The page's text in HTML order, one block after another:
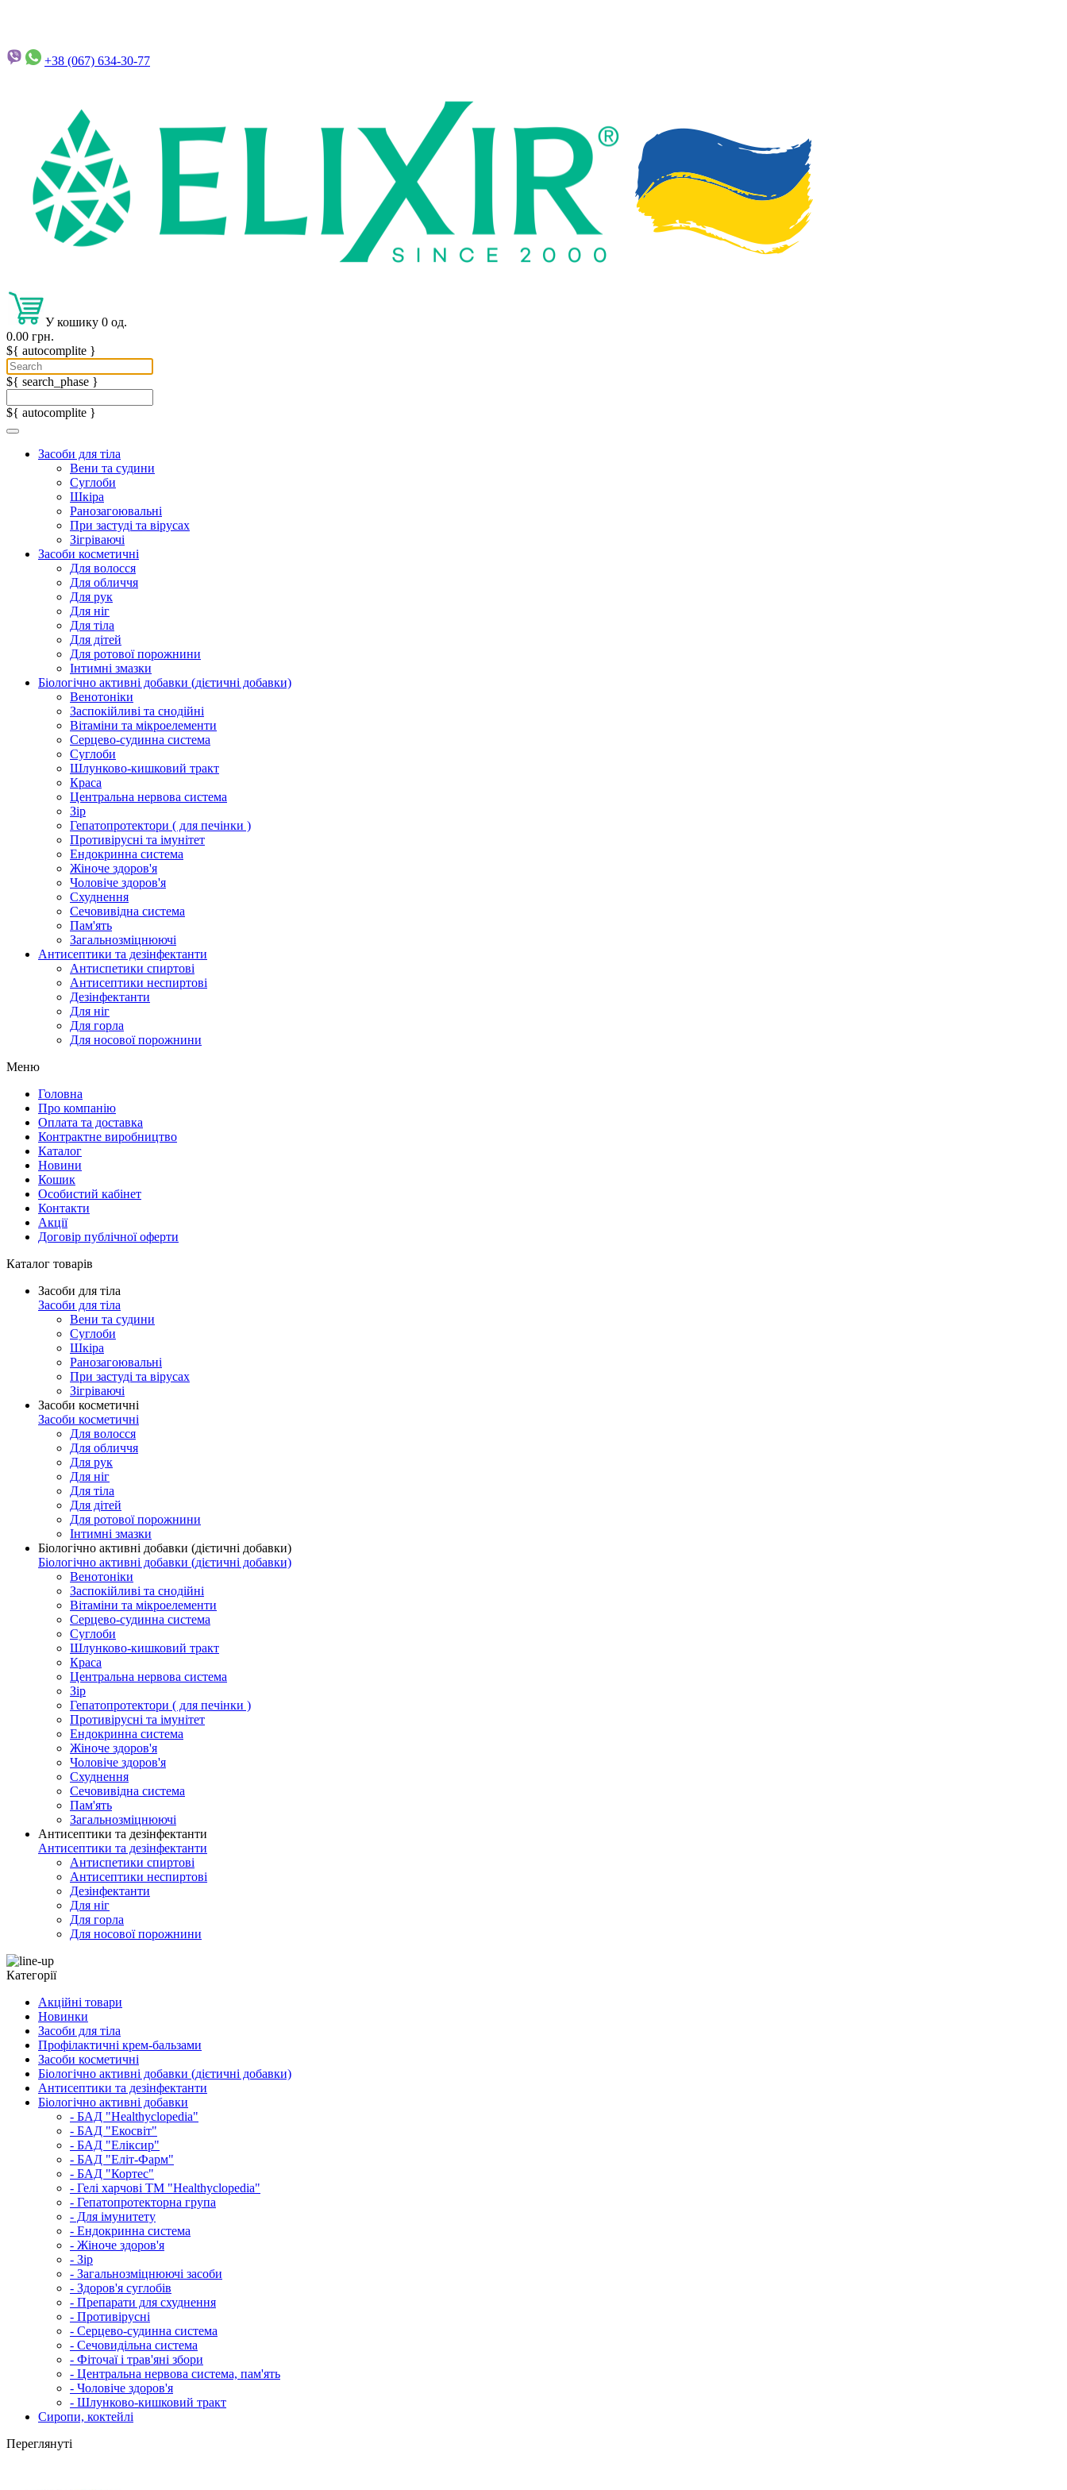
+38 (067) 634-30-77
У кошику 0 од.
0.00 грн.
${ autocomplite }
${ search_phase }
${ autocomplite }
Засоби для тіла
Вени та судини
Суглоби
Шкіра
Ранозагоювальні
При застуді та вірусах
Зігріваючі
Засоби косметичні
Для волосся
Для обличчя
Для рук
Для ніг
Для тіла
Для дітей
Для ротової порожнини
Інтимні змазки
Біологічно активні добавки (дієтичні добавки)
Венотоніки
Заспокійливі та снодійні
Вітаміни та мікроелементи
Серцево-судинна система
Суглоби
Шлунково-кишковий тракт
Краса
Центральна нервова система
Зір
Гепатопротектори ( для печінки )
Противірусні та імунітет
Ендокринна система
Жіноче здоров'я
Чоловіче здоров'я
Схуднення
Сечовивідна система
Пам'ять
Загальнозміцнюючі
Антисептики та дезінфектанти
Антиспетики спиртові
Антисептики неспиртові
Дезінфектанти
Для ніг
Для горла
Для носової порожнини
Меню
Головна
Про компанію
Оплата та доставка
Контрактне виробництво
Каталог
Новини
Кошик
Особистий кабінет
Контакти
Акції
Договір публічної оферти
Каталог товарів
Засоби для тіла
Засоби для тіла
Вени та судини
Суглоби
Шкіра
Ранозагоювальні
При застуді та вірусах
Зігріваючі
Засоби косметичні
Засоби косметичні
Для волосся
Для обличчя
Для рук
Для ніг
Для тіла
Для дітей
Для ротової порожнини
Інтимні змазки
Біологічно активні добавки (дієтичні добавки)
Біологічно активні добавки (дієтичні добавки)
Венотоніки
Заспокійливі та снодійні
Вітаміни та мікроелементи
Серцево-судинна система
Суглоби
Шлунково-кишковий тракт
Краса
Центральна нервова система
Зір
Гепатопротектори ( для печінки )
Противірусні та імунітет
Ендокринна система
Жіноче здоров'я
Чоловіче здоров'я
Схуднення
Сечовивідна система
Пам'ять
Загальнозміцнюючі
Антисептики та дезінфектанти
Антисептики та дезінфектанти
Антиспетики спиртові
Антисептики неспиртові
Дезінфектанти
Для ніг
Для горла
Для носової порожнини
Категорії
Акційні товари
Новинки
Засоби для тіла
Профілактичні крем-бальзами
Засоби косметичні
Біологічно активні добавки (дієтичні добавки)
Антисептики та дезінфектанти
Біологічно активні добавки
- БАД "Healthyclopedia"
- БАД "Екосвіт"
- БАД "Еліксир"
- БАД "Еліт-Фарм"
- БАД "Кортес"
- Гелі харчові ТМ "Healthyclopedia"
- Гепатопротекторна група
- Для імунитету
- Ендокринна система
- Жіноче здоров'я
- Зір
- Загальнозміцнюючі засоби
- Здоров'я суглобів
- Препарати для схуднення
- Противірусні
- Серцево-судинна система
- Сечовидільна система
- Фіточаї і трав'яні збори
- Центральна нервова система, пам'ять
- Чоловіче здоров'я
- Шлунково-кишковий тракт
Сиропи, коктейлі
Переглянуті